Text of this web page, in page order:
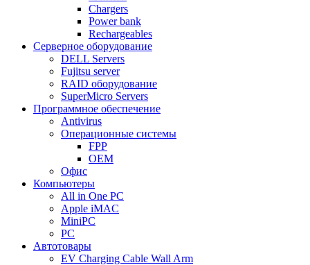
Chargers
Power bank
Rechargeables
Серверное оборудование
DELL Servers
Fujitsu server
RAID оборудование
SuperMicro Servers
Программное обеспечение
Antivirus
Операционные системы
FPP
OEM
Офис
Компьютеры
All in One PC
Apple iMAC
MiniPC
PC
Автотовары
EV Charging Cable Wall Arm